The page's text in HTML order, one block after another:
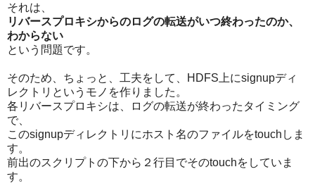
それは、
リバースプロキシからのログの転送がいつ終わったのか、
わからない
という問題です。
そのため、ちょっと、工夫をして、HDFS上にsignupディ
レクトリというモノを作りました。
各リバースプロキシは、ログの転送が終わったタイミング
で、
このsignupディレクトリにホスト名のファイルをtouchしま
す。
前出のスクリプトの下から２行目でそのtouchをしていま
す。